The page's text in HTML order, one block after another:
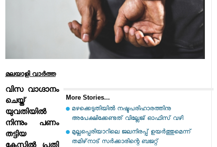
മലയാളി വാര്‍ത്ത
More Stories...
മഴക്കെടുതിയില്‍ നഷ്ടപരിഹാരത്തിനു
അപേക്ഷിക്കേണ്ടത് വില്ലേജ് ഓഫിസ് വഴി
മുല്ലപ്പെരിയാറിലെ ജലനിരപ്പ് ഉയര്‍ത്തുമെന്ന്
തമിഴ്‌നാട് സര്‍ക്കാരിന്റെ ബജറ്റ്
വിസ വാഗ്ദാനം
ചെയ്ത്
യുവതിയില്‍
നിന്നും പണം
തട്ടിയ